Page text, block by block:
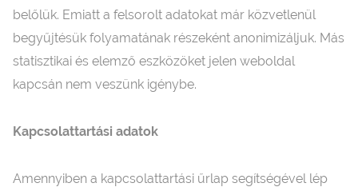
belőlük. Emiatt a felsorolt adatokat már közvetlenül
begyűjtésük folyamatának részeként anonimizáljuk. Más
statisztikai és elemző eszközöket jelen weboldal
kapcsán nem veszünk igénybe.
Kapcsolattartási adatok
Amennyiben a kapcsolattartási űrlap segítségével lép